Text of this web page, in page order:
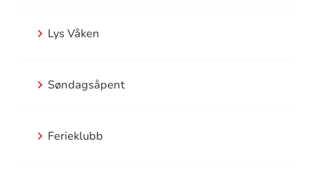
Lys Våken
Søndagsåpent
Ferieklubb